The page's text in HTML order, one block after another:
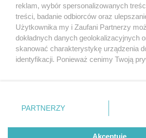
2 / 4
Galeria katowicka 2
Nie zapomnij
zapoznać się z:
polityką prywatności regulamin
Twojemiasto
Piekary Śląskie
Chorzów
Tarnowskie Góry
Gliwice
Kontakt
Wydawca
Redakcja
reklam, wybór spersonalizowanych
treści, badanie odbiorców oraz
Użytkownika my i Zaufani Partnerzy
dokładnych danych geolokalizacyjnych
skanować charakterystykę urządzenia
identyfikacji. Ponieważ cenimy Twoją
prywatności znajdujący się w lewym
. Niektóre rodzaje przetwarzania
zgody użytkownika, ale masz prawo
takiemu przetwarzaniu. Preferencje będą
PARTNERZY
Akceptuję